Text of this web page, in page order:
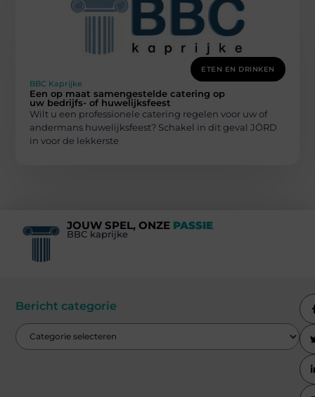
ETEN EN DRINKEN
BBC Kaprijke
Een op maat samengestelde catering op
uw bedrijfs- of huwelijksfeest
Wilt u een professionele catering regelen voor uw of
andermans huwelijksfeest? Schakel in dit geval JÖRD
in voor de lekkerste
JOUW SPEL, ONZE PASSIE
BBC kaprijke
Bericht categorie